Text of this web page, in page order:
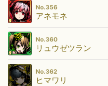
No.356
アネモネ
No.360
リュウゼツラン
No.362
ヒマワリ